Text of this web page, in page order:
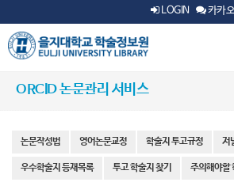
LOGIN 카카
ORCID 논문관리 서비스
논문작성법 영어논문교정 학술지 투고규정 저
우수학술지 등재목록 투고 학술지 찾기 주의해야할